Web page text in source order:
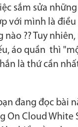
sắm sửa
với mình là điều
?? Tuy
áo quần thì
là thứ cần
đang đọc bài
On Cloud White